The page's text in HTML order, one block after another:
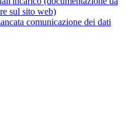
sul sito web)
comunicazione dei dati